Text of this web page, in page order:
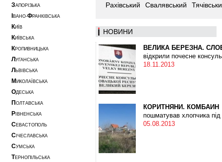
ЗАПОРІЗЬКА
ВАНО-ФРАНКІВСЬКА
КИЇВ
КИЇВСЬКА
КРОПИВНИЦЬКА
Л УГАНСЬКА
Л ЬВІВСЬКА
М ИКОЛАЇВСЬКА
ОДЕСЬКА
П ОЛТАВСЬКА
Р ІВНЕНСЬКА
СЕВАСТОПОЛЬ
С ІЧЕСЛАВСЬКА
СУМСЬКА
ТЕРНОПІЛЬСЬКА
Рахівський
Свалявський
НОВИНИ
ВЕЛИКА БЕРЕЗНА.
відкрили почесне
18.11.2013
КОРИТНЯНИ. КОМБАЙН
пошматував хлопчика
05.08.2013